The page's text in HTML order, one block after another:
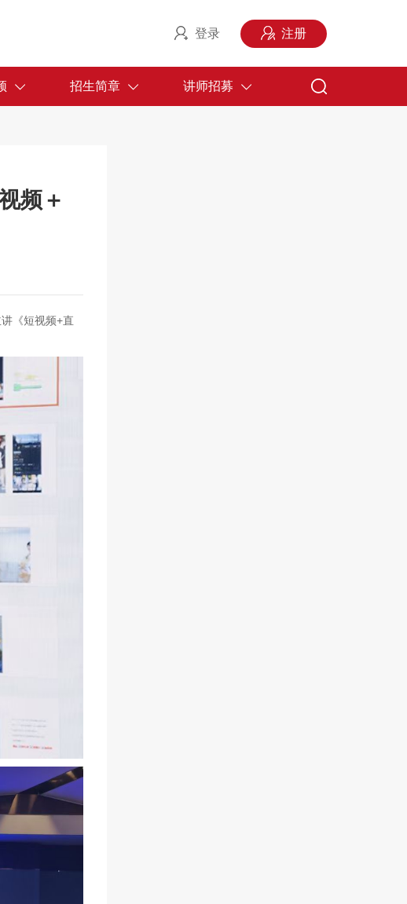
登录 注册
招生简章 讲师招募
频＋
《短视频+直